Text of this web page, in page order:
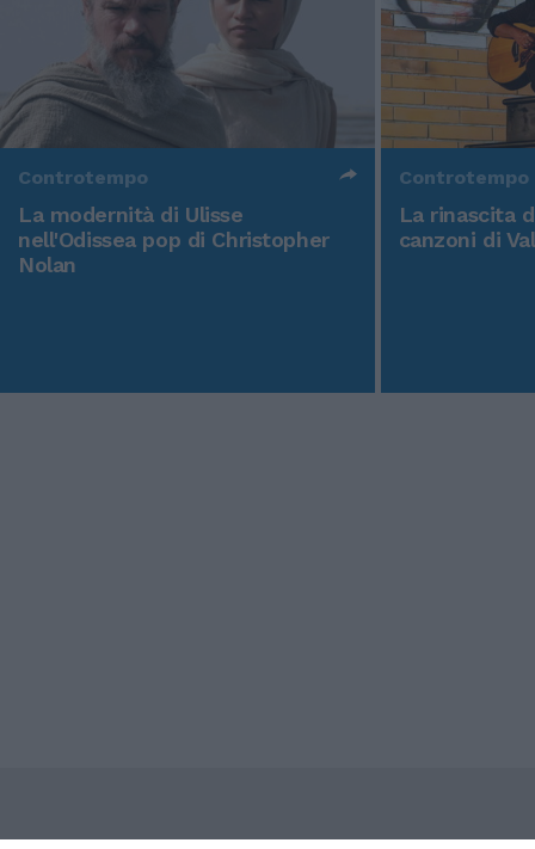
Controtempo
La modernità di Ulisse
nell'Odissea pop di Christopher
Nolan
Controtempo
La rinascita
canzoni di